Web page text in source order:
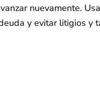
nuevamente.
y evitar litigios